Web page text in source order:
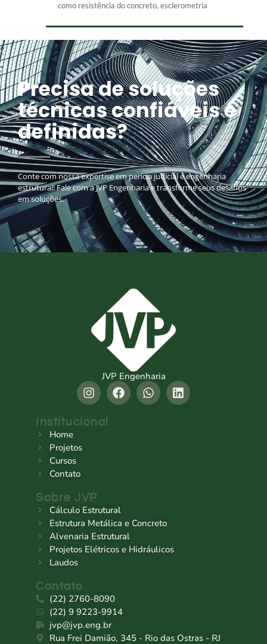
como resistência do concreto, esclerometria
Precisa de soluções
técnicas confiáveis ​​e
definidas?
Conte com nossa expertise em perícia judicial e engenharia
estrutural! Fale com a JVP Engenharia e transforme seus desafios
em soluções.
JVP Engenharia
Institucional
Home
Projetos
Cursos
Contato
Sobre JVP
Cálculo Estrutural
Estrutura Metálica e Concreto
Alvenaria Estrutural
Projetos Elétricos e Hidráulicos
Laudos
Contato
(22) 2760-8090
(22) 9 9223-9914
jvp@jvp.eng.br
Rua Frei Damião, 345 - Rio das Ostras - RJ